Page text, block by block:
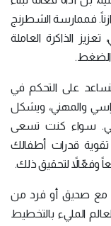
فممارسة الشطرنج
الذاكرة العاملة
الضغط.
وتساعد على التحكم في
والمهني، ويشكل
سواء كنت تسعى
قدرات أطفالك
وفعّالاً لتحقيق ذلك.
مع صديق أو فرد من
المليء بالتخطيط